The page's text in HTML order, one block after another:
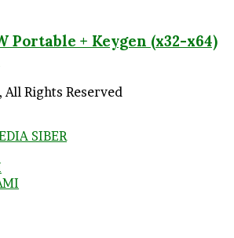
Portable + Keygen (x32-x64)
Rights Reserved
SIBER